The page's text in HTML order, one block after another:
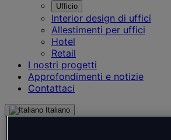
Ufficio
Interior design di uffici
Allestimenti per uffici
Hotel
Retail
I nostri progetti
Approfondimenti e notizie
Contattaci
Italiano